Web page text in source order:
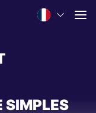
SIMPLES